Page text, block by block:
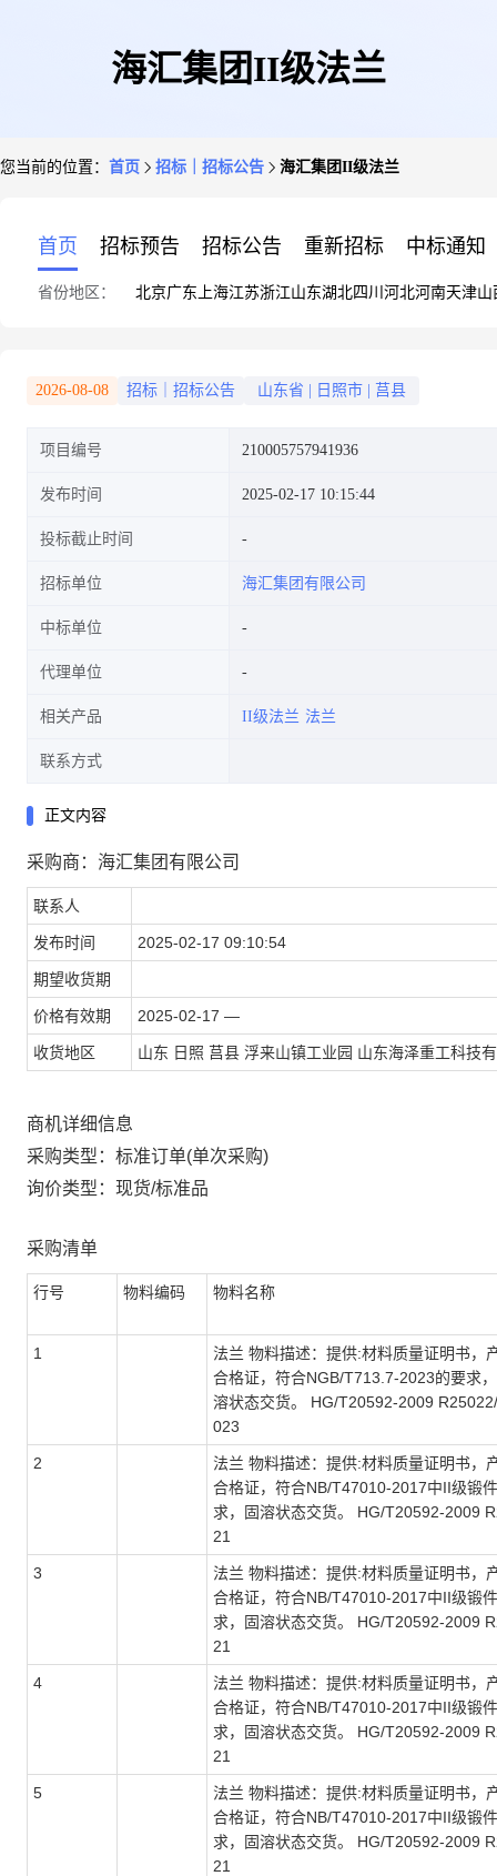
海汇集团II级法兰
您当前的位置： 首页 招标｜招标公告 海汇集团II级法兰
首页 招标预告 招标公告 重新招标 中标通知
省份地区： 北京广东 上海江苏浙江山东湖北四川 河北河南天津山
2026-08-08 招标｜招标公告 山东省 日照市 莒县
项目编号 210005757941936
发布时间 2025-02-17 10:15:44
投标截止时间
招标单位 海汇集团有限公司
中标单位
代理单位
相关产品 II级法兰 法兰
联系方式
正文内容
采购商：海汇集团有限公司
联系人
发布时间 2025-02-17 09:10:54
期望收货期
价格有效期 2025-02-17 —
收货地区 山东 日照 莒县 浮来山镇工业园 山东海泽重工科技
商机详细信息
采购类型：标准订单(单次采购)
询价类型：现货/标准品
采购清单
行号 物料编码 物料名称
1
法兰 物料描述：提供:材料质量证明书，
合格证，符合NGB/T713.7-2023的要求
溶状态交货。 HG/T20592-2009
023
2
法兰 物料描述：提供:材料质量证明书，
合格证，符合NB/T47010-2017中II级锻
求，固溶状态交货。 HG/T20592-2009
21
3
法兰 物料描述：提供:材料质量证明书，
合格证，符合NB/T47010-2017中II级锻
求，固溶状态交货。 HG/T20592-2009
21
4
法兰 物料描述：提供:材料质量证明书，
合格证，符合NB/T47010-2017中II级锻
求，固溶状态交货。 HG/T20592-2009
21
5
法兰 物料描述：提供:材料质量证明书，
合格证，符合NB/T47010-2017中II级锻
求，固溶状态交货。 HG/T20592-2009
21